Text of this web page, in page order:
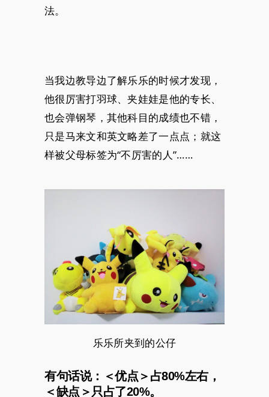
法。
当我边教导边了解乐乐的时候才发现，
他很厉害打羽球、夹娃娃是他的专长、
也会弹钢琴，其他科目的成绩也不错，
只是马来文和英文略差了一点点；就这
样被父母标签为“不厉害的人”……
乐乐所夹到的公仔
有句话说：＜优点＞占80%左右，
＜缺点＞只占了20%。